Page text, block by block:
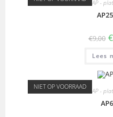
AP -
€9,00 €
Lees
NIET OP VOORRAAD AP -